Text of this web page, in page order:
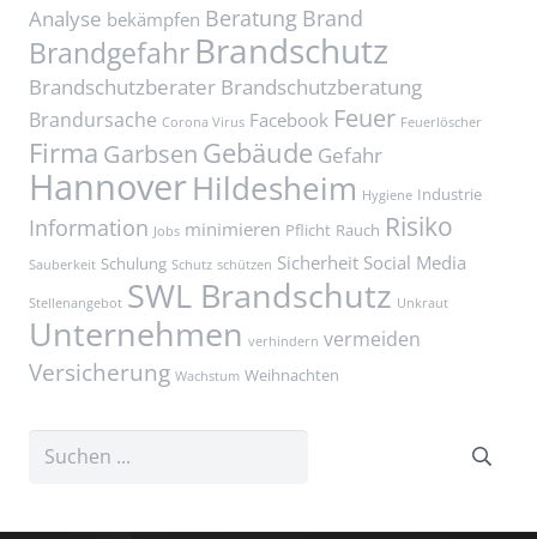
Analyse bekämpfen Beratung Brand
BrandgefahrBrandschutz
Brandschutzberater Brandschutzberatung
Brandursache Corona Virus Facebook Feuer Feuerlöscher
Firma Garbsen Gebäude Gefahr
HannoverHildesheim Hygiene Industrie
Information Jobs minimieren Pflicht Rauch Risiko
Sauberkeit Schulung Schutz schützen Sicherheit Social Media
Stellenangebot SWL Brandschutz Unkraut
Unternehmen verhindern vermeiden
Versicherung Wachstum Weihnachten